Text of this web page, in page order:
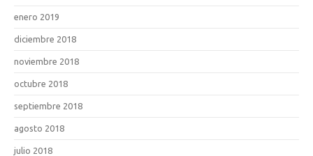
enero 2019
diciembre 2018
noviembre 2018
octubre 2018
septiembre 2018
agosto 2018
julio 2018